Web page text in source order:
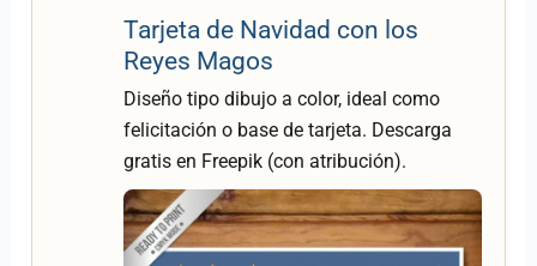
Tarjeta de Navidad con los
Reyes Magos
Diseño tipo dibujo a color, ideal como
felicitación o base de tarjeta. Descarga
gratis en Freepik (con atribución).